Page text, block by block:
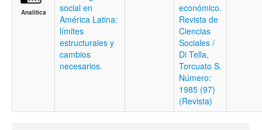
Analítica
social en
América Latina:
límites
estructurales y
cambios
necesarios.
económico.
Revista de
Ciencias
Sociales /
Di Tella,
Torcuato S.
Número:
1985 (97)
(Revista)